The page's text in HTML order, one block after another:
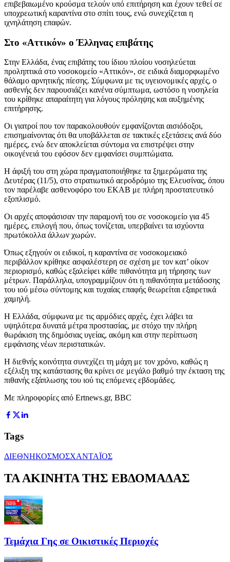
επιβεβαιωμένο κρούσμα τελούν υπό επιτήρηση και έχουν τεθεί σε
υποχρεωτική καραντίνα στο σπίτι τους, ενώ συνεχίζεται η
ιχνηλάτηση επαφών.
Στο «Αττικόν» ο Έλληνας επιβάτης
Στην Ελλάδα, ένας επιβάτης του ίδιου πλοίου νοσηλεύεται
προληπτικά στο νοσοκομείο «Αττικόν», σε ειδικά διαμορφωμένο
θάλαμο αρνητικής πίεσης. Σύμφωνα με τις υγειονομικές αρχές, ο
ασθενής δεν παρουσιάζει κανένα σύμπτωμα, ωστόσο η νοσηλεία
του κρίθηκε απαραίτητη για λόγους πρόληψης και αυξημένης
επιτήρησης.
Οι γιατροί που τον παρακολουθούν εμφανίζονται αισιόδοξοι,
επισημαίνοντας ότι θα υποβάλλεται σε τακτικές εξετάσεις ανά δύο
ημέρες, ενώ δεν αποκλείεται σύντομα να επιστρέψει στην
οικογένειά του εφόσον δεν εμφανίσει συμπτώματα.
Η άφιξή του στη χώρα πραγματοποιήθηκε τα ξημερώματα της
Δευτέρας (11/5), στο στρατιωτικό αεροδρόμιο της Ελευσίνας, όπου
τον παρέλαβε ασθενοφόρο του ΕΚΑΒ με πλήρη προστατευτικό
εξοπλισμό.
Οι αρχές αποφάσισαν την παραμονή του σε νοσοκομείο για 45
ημέρες, επιλογή που, όπως τονίζεται, υπερβαίνει τα ισχύοντα
πρωτόκολλα άλλων χωρών.
Όπως εξηγούν οι ειδικοί, η καραντίνα σε νοσοκομειακό
περιβάλλον κρίθηκε ασφαλέστερη σε σχέση με τον κατ’ οίκον
περιορισμό, καθώς εξαλείφει κάθε πιθανότητα μη τήρησης των
μέτρων. Παράλληλα, υπογραμμίζουν ότι η πιθανότητα μετάδοσης
του ιού μέσω σύντομης και τυχαίας επαφής θεωρείται εξαιρετικά
χαμηλή.
Η Ελλάδα, σύμφωνα με τις αρμόδιες αρχές, έχει λάβει τα
υψηλότερα δυνατά μέτρα προστασίας, με στόχο την πλήρη
θωράκιση της δημόσιας υγείας, ακόμη και στην περίπτωση
εμφάνισης νέων περιστατικών.
Η διεθνής κοινότητα συνεχίζει τη μάχη με τον χρόνο, καθώς η
εξέλιξη της κατάστασης θα κρίνει σε μεγάλο βαθμό την έκταση της
πιθανής εξάπλωσης του ιού τις επόμενες εβδομάδες.
Με πληροφορίες από Ertnews.gr, BBC
Tags
ΔΙΕΘΝΗΚΟΣΜΟΣΧΑΝΤΑΪΟΣ
ΤΑ ΑΚΙΝΗΤΑ ΤΗΣ ΕΒΔΟΜΑΔΑΣ
Τεμάχια Γης σε Οικιστικές Περιοχές